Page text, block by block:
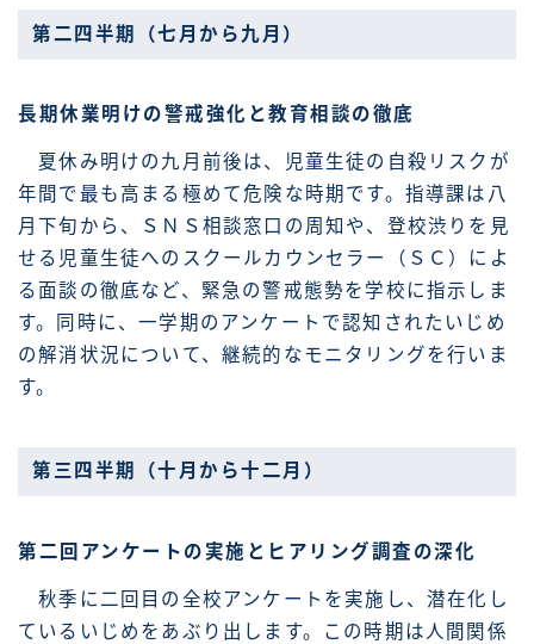
第二四半期（七月から九月）
長期休業明けの警戒強化と教育相談の徹底
夏休み明けの九月前後は、児童生徒の自殺リスクが
年間で最も高まる極めて危険な時期です。指導課は八
月下旬から、ＳＮＳ相談窓口の周知や、登校渋りを見
せる児童生徒へのスクールカウンセラー（ＳＣ）によ
る面談の徹底など、緊急の警戒態勢を学校に指示しま
す。同時に、一学期のアンケートで認知されたいじめ
の解消状況について、継続的なモニタリングを行いま
す。
第三四半期（十月から十二月）
第二回アンケートの実施とヒアリング調査の深化
秋季に二回目の全校アンケートを実施し、潜在化し
ているいじめをあぶり出します。この時期は人間関係